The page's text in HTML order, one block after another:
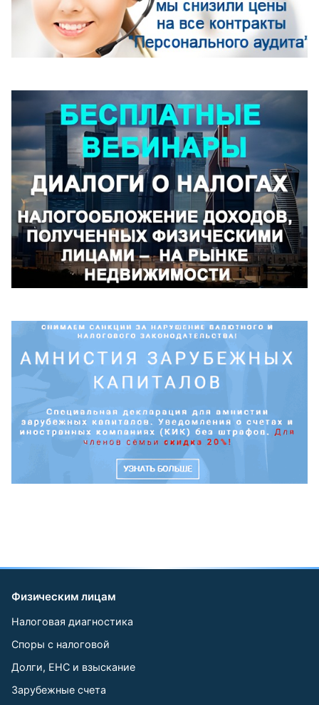
Физическим лицам
Налоговая диагностика
Споры с налоговой
Долги, ЕНС и взыскание
Зарубежные счета